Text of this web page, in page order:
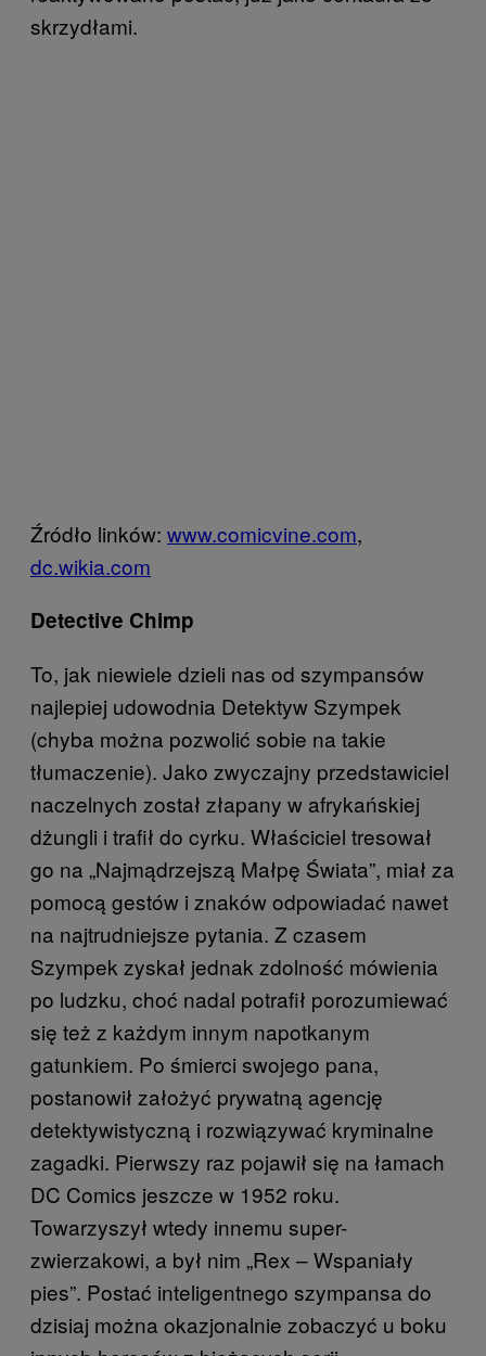
skrzydłami.
Źródło linków: www.comicvine.com,
dc.wikia.com
Detective Chimp
To, jak niewiele dzieli nas od szympansów
najlepiej udowodnia Detektyw Szympek
(chyba można pozwolić sobie na takie
tłumaczenie). Jako zwyczajny przedstawiciel
naczelnych został złapany w afrykańskiej
dżungli i trafił do cyrku. Właściciel tresował
go na „Najmądrzejszą Małpę Świata”, miał za
pomocą gestów i znaków odpowiadać nawet
na najtrudniejsze pytania. Z czasem
Szympek zyskał jednak zdolność mówienia
po ludzku, choć nadal potrafił porozumiewać
się też z każdym innym napotkanym
gatunkiem. Po śmierci swojego pana,
postanowił założyć prywatną agencję
detektywistyczną i rozwiązywać kryminalne
zagadki. Pierwszy raz pojawił się na łamach
DC Comics jeszcze w 1952 roku.
Towarzyszył wtedy innemu super-
zwierzakowi, a był nim „Rex – Wspaniały
pies”. Postać inteligentnego szympansa do
dzisiaj można okazjonalnie zobaczyć u boku